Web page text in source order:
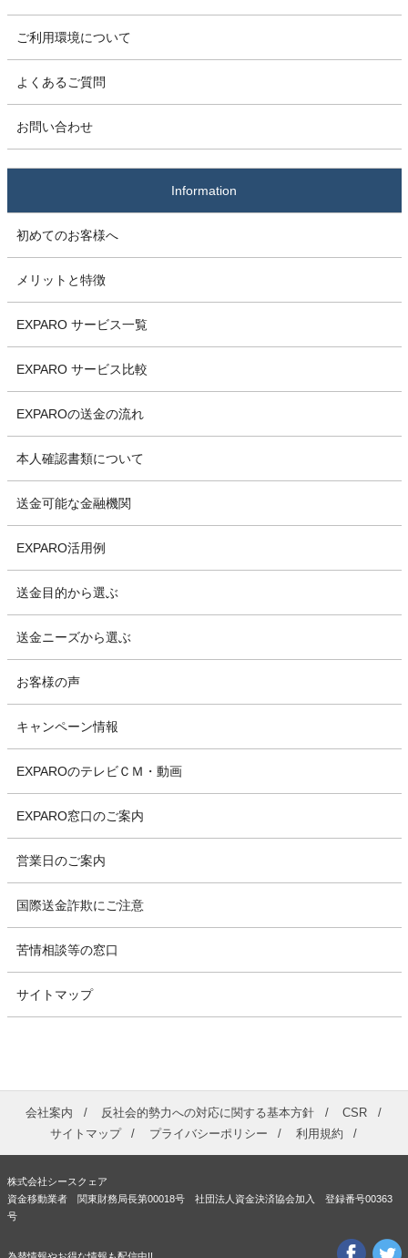
ご利用環境について
よくあるご質問
お問い合わせ
Information
初めてのお客様へ
メリットと特徴
EXPARO サービス一覧
EXPARO サービス比較
EXPAROの送金の流れ
本人確認書類について
送金可能な金融機関
EXPARO活用例
送金目的から選ぶ
送金ニーズから選ぶ
お客様の声
キャンペーン情報
EXPAROのテレビＣＭ・動画
EXPARO窓口のご案内
営業日のご案内
国際送金詐欺にご注意
苦情相談等の窓口
サイトマップ
会社案内 反社会的勢力への対応に関する基本方針
CSR
サイトマップ
プライバシーポリシー 利用規約
株式会社シースクェア
資金移動業者 関東財務局長第00018号 社団法人資金決済協会加入 登録番号00363
号